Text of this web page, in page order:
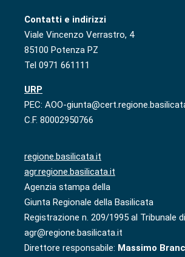
Contatti e indirizzi
Viale Vincenzo Verrastro, 4
85100 Potenza PZ
Tel 0971 661111
URP
PEC: AOO-
C.F. 80002950766
regione.basilicata.it
agr.regione.basilicata.it
Agenzia stampa della
Giunta Regionale della Basilicata
Registrazione n. 209/1995 al Tribunale
agr@regione.basilicata.it
Direttore responsabile: Massimo